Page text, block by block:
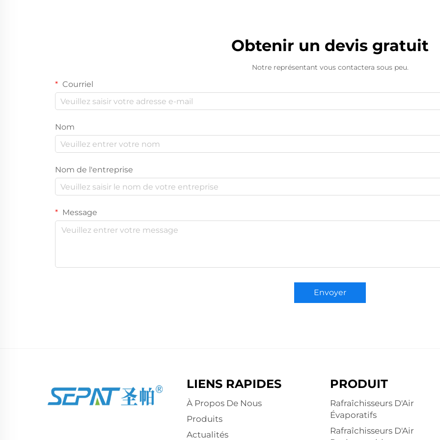
Obtenir un devis gratuit
Notre représentant vous contactera sous peu.
Courriel
Nom
Nom de l'entreprise
Message
Envoyer
LIENS RAPIDES
À Propos De Nous
Produits
Actualités
PRODUIT
Rafraîchisseurs D'Air
Évaporatifs
Rafraîchisseurs D'Air